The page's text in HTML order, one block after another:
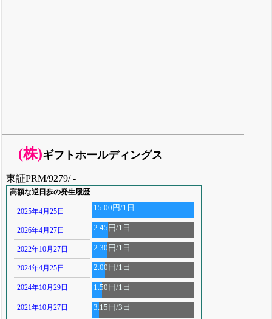
(株)ギフトホールディングス
東証PRM/9279/ -
高額な逆日歩の発生履歴
2025年4月25日 15.00円/1日
2026年4月27日 2.45円/1日
2022年10月27日 2.30円/1日
2024年4月25日 2.00円/1日
2024年10月29日 1.50円/1日
2021年10月27日 3.15円/3日